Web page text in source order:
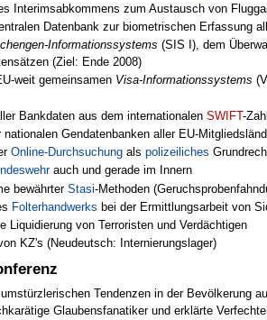
Interimsabkommens zum Austausch von
Datenbank zur biometrischen Erfassung
Informationssystems (SIS I), dem
(Ziel: Ende 2008)
weit gemeinsamen Visa-Informationssystems
Bankdaten aus dem internationalenSWIFT-
nationalen Gendatenbanken aller EU-
Online-Durchsuchung alspolizeiliches
auch und gerade im Innern
bewährterStasi-Methoden
Folterhandwerks bei der Ermittlungsarbeit von
Liquidierung von Terroristen und Verdächtigen
KZ's (Neudeutsch: Internierungslager)
Tendenzen in der Bevölkerung
Glaubensfanatiker und erklärte